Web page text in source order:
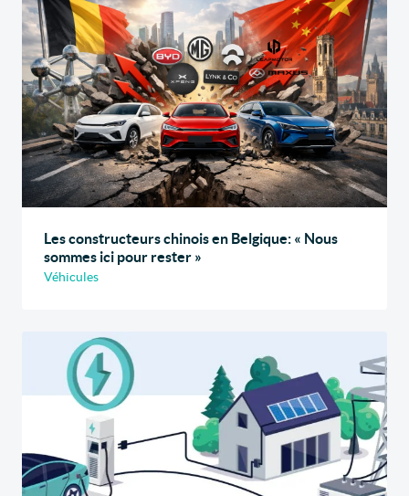
Les constructeurs chinois en Belgique: « Nous
sommes ici pour rester »
Véhicules